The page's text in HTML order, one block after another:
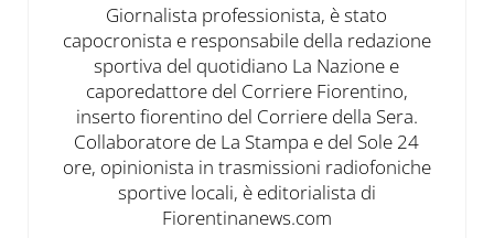
Giornalista professionista, è stato
capocronista e responsabile della redazione
sportiva del quotidiano La Nazione e
caporedattore del Corriere Fiorentino,
inserto fiorentino del Corriere della Sera.
Collaboratore de La Stampa e del Sole 24
ore, opinionista in trasmissioni radiofoniche
sportive locali, è editorialista di
Fiorentinanews.com